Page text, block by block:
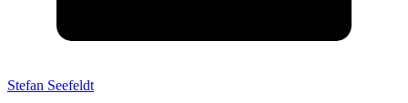
Stefan Seefeldt